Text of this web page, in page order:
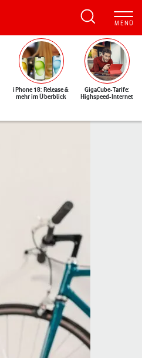
iPhone 18: Release &
mehr im Überblick
GigaCube-Tarife:
Highspeed-Internet